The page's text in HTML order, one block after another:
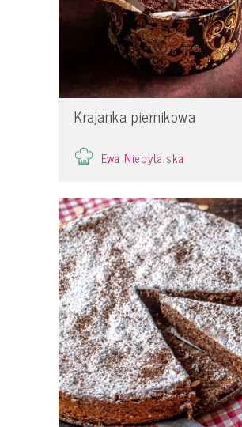
Krajanka piernikowa
Ewa Niepytalska